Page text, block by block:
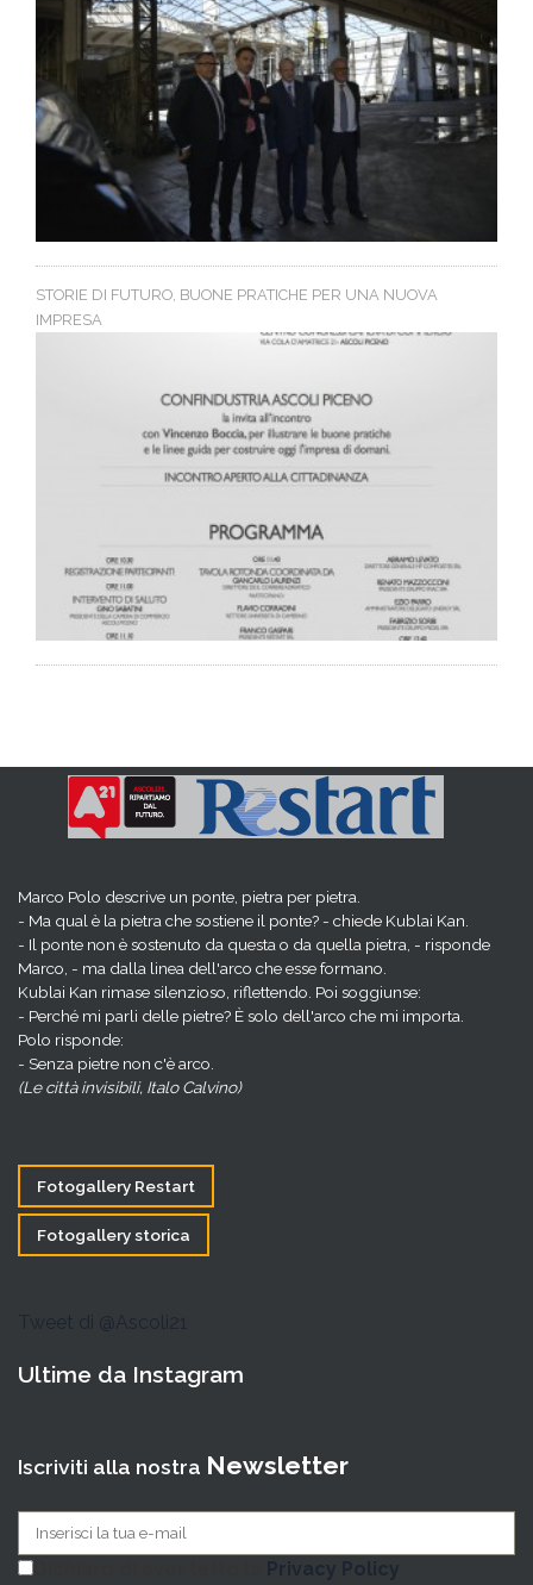
STORIE DI FUTURO, BUONE PRATICHE PER UNA NUOVA
IMPRESA
Marco Polo descrive un ponte, pietra per pietra.
- Ma qual è la pietra che sostiene il ponte? - chiede Kublai Kan.
- Il ponte non è sostenuto da questa o da quella pietra, - risponde
Marco, - ma dalla linea dell'arco che esse formano.
Kublai Kan rimase silenzioso, riflettendo. Poi soggiunse:
- Perché mi parli delle pietre? È solo dell'arco che mi importa.
Polo risponde:
- Senza pietre non c'è arco.
(Le città invisibili, Italo Calvino)
Fotogallery Restart
Fotogallery storica
Tweet di @Ascoli21
Ultime da Instagram
Iscriviti alla nostra Newsletter
Privacy Policy